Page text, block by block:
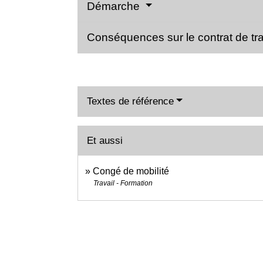
Démarche
Conséquences sur le contrat de
Textes de référence
Et aussi
Congé de mobilité
Travail - Formation